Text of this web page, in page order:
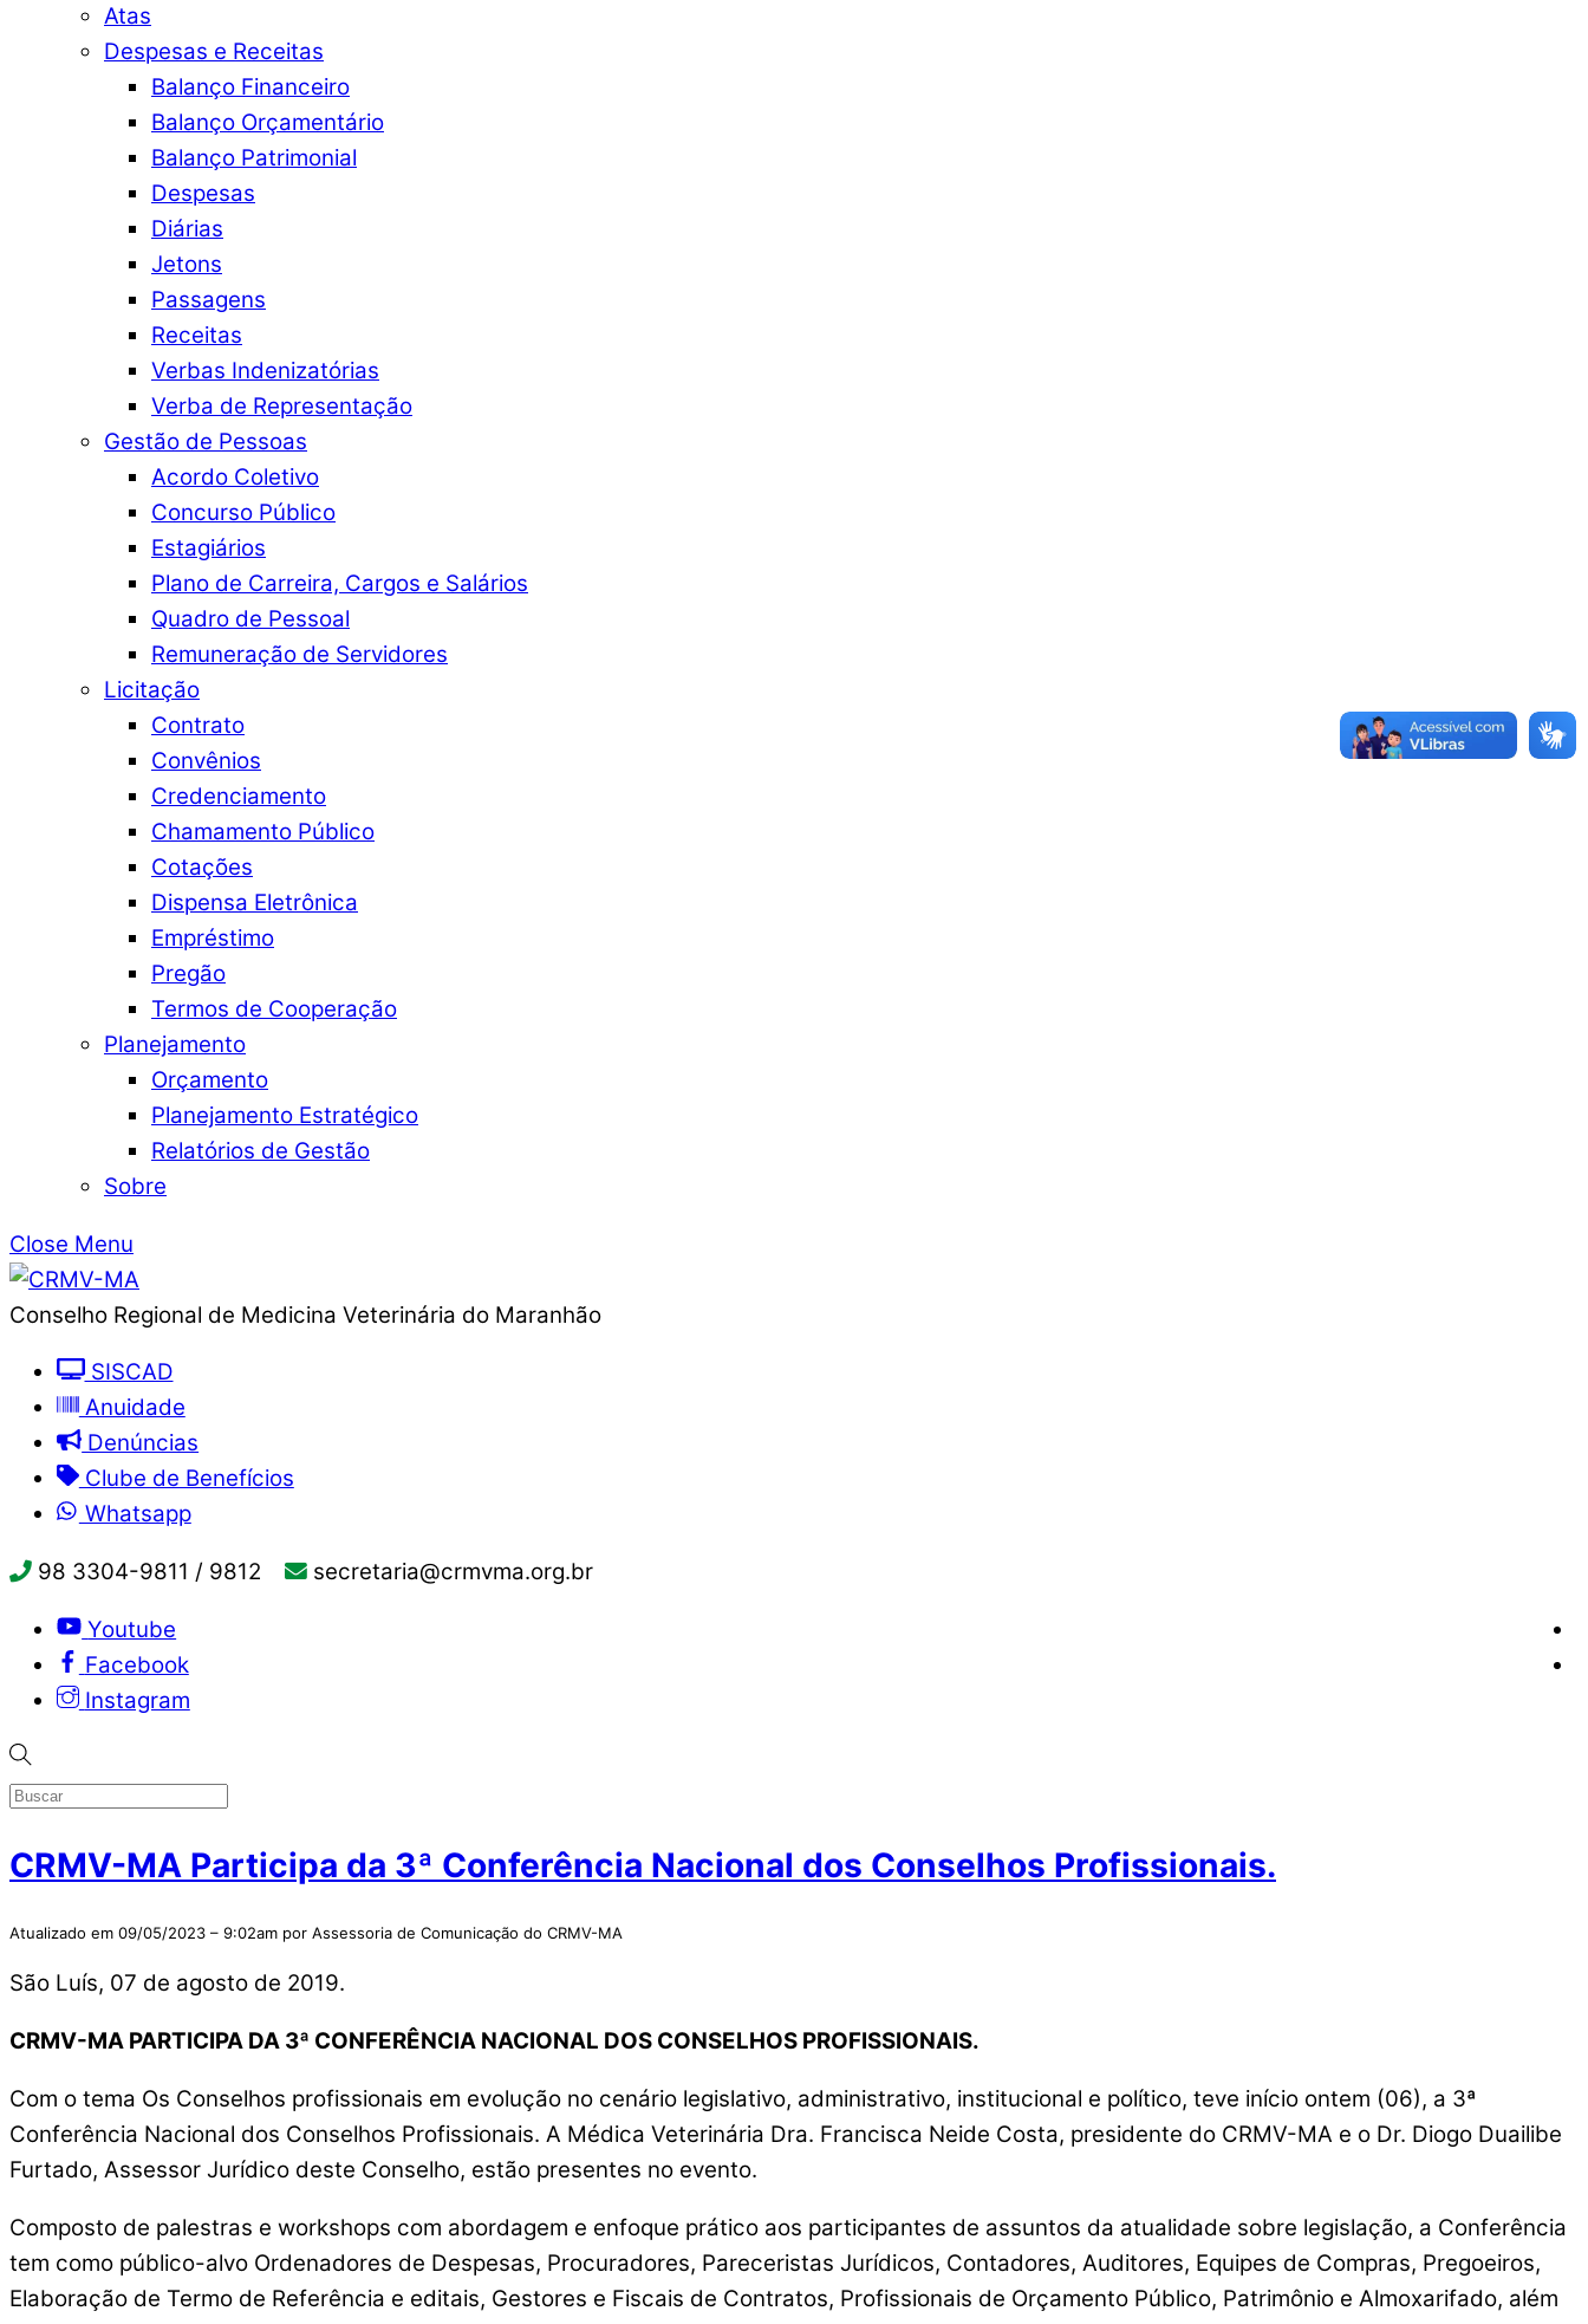
Atas
Despesas e Receitas
Balanço Financeiro
Balanço Orçamentário
Balanço Patrimonial
Despesas
Diárias
Jetons
Passagens
Receitas
Verbas Indenizatórias
Verba de Representação
Gestão de Pessoas
Acordo Coletivo
Concurso Público
Estagiários
Plano de Carreira, Cargos e Salários
Quadro de Pessoal
Remuneração de Servidores
Licitação
Contrato
Convênios
Credenciamento
Chamamento Público
Cotações
Dispensa Eletrônica
Empréstimo
Pregão
Termos de Cooperação
Planejamento
Orçamento
Planejamento Estratégico
Relatórios de Gestão
Sobre
Close Menu
Conselho Regional de Medicina Veterinária do Maranhão
SISCAD
Anuidade
Denúncias
Clube de Benefícios
Whatsapp
98 3304-9811 / 9812 secretaria@crmvma.org.br
Youtube
Facebook
Instagram
CRMV-MA Participa da 3ª Conferência Nacional dos Conselhos Profissionais.
Atualizado em 09/05/2023 – 9:02am por Assessoria de Comunicação do CRMV-MA
São Luís, 07 de agosto de 2019.
CRMV-MA PARTICIPA DA 3ª CONFERÊNCIA NACIONAL DOS CONSELHOS PROFISSIONAIS.
Com o tema Os Conselhos profissionais em evolução no cenário legislativo, administrativo, institucional e político, teve início ontem (06), a 3ª
Conferência Nacional dos Conselhos Profissionais. A Médica Veterinária Dra. Francisca Neide Costa, presidente do CRMV-MA e o Dr. Diogo Duailibe
Furtado, Assessor Jurídico deste Conselho, estão presentes no evento.
Composto de palestras e workshops com abordagem e enfoque prático aos participantes de assuntos da atualidade sobre legislação, a Conferência
tem como público-alvo Ordenadores de Despesas, Procuradores, Pareceristas Jurídicos, Contadores, Auditores, Equipes de Compras, Pregoeiros,
Elaboração de Termo de Referência e editais, Gestores e Fiscais de Contratos, Profissionais de Orçamento Público, Patrimônio e Almoxarifado, além